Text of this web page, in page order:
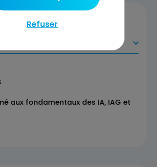
plus
aux fondamentaux des IA, IAG et
Refuser